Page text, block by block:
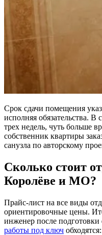
Срок сдачи помещения
исполняя обязательства. В
трех недель, чуть больше
собственник квартиры
санузла по авторскому
Сколько стоит
Королёве и МО?
Прайс-лист на все виды
ориентировочные цены.
инженер после
работы под ключ обходятся: